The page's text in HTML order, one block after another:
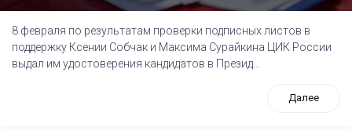
8 февраля по результатам проверки подписных листов в
поддержку Ксении Собчак и Максима Сурайкина ЦИК России
выдал им удостоверения кандидатов в Презид...
Далее